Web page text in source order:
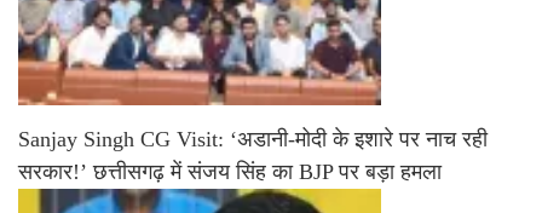
Sanjay Singh CG Visit: ‘अडानी-मोदी के इशारे पर नाच रही
सरकार!’ छत्तीसगढ़ में संजय सिंह का BJP पर बड़ा हमला